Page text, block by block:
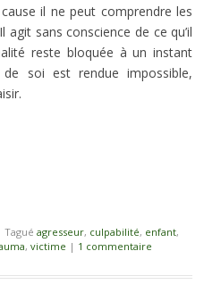
il ne peut comprendre les
sans conscience de ce qu’il
reste bloquée à un instant
de soi est rendue impossible,
Tagué agresseur, culpabilité, enfant,
, victime | 1 commentaire